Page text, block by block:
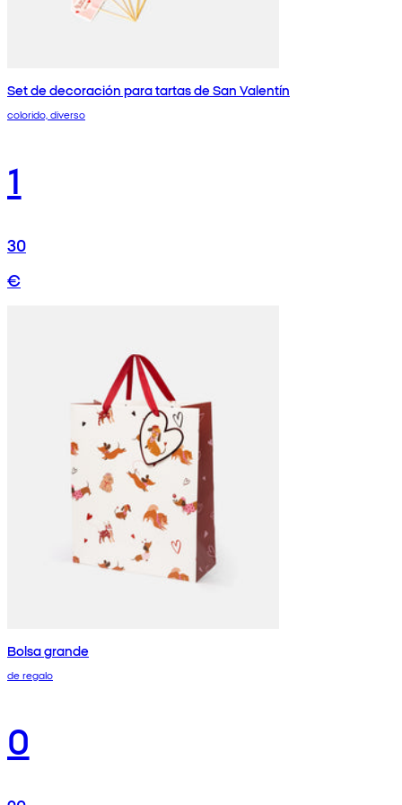
Set de decoración para tartas de San Valentín
colorido, diverso
1
30
€
Bolsa grande
de regalo
0